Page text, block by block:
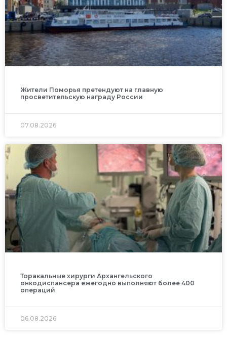
Жители Поморья претендуют на главную
просветительскую награду России
07.08.2026
Торакальные хирурги Архангельского
онкодиспансера ежегодно выполняют более 400
операций
06.08.2026